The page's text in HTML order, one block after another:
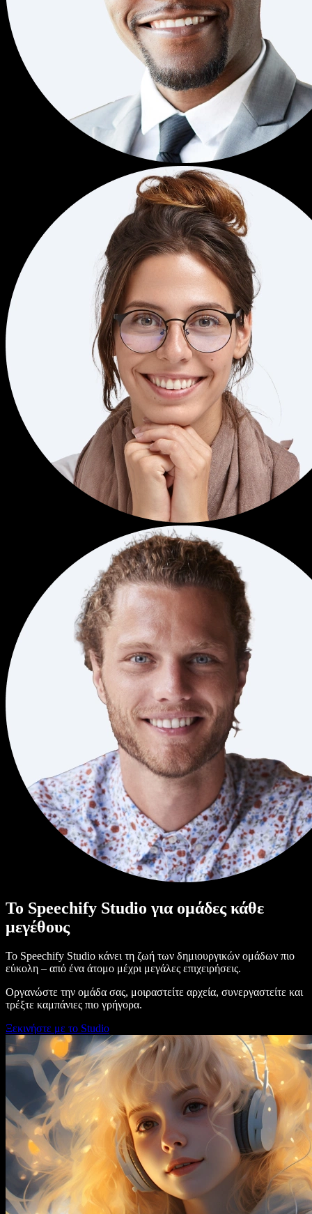
Το Speechify Studio για ομάδες κάθε
μεγέθους
Το Speechify Studio κάνει τη ζωή των δημιουργικών ομάδων πιο
εύκολη – από ένα άτομο μέχρι μεγάλες επιχειρήσεις.
Οργανώστε την ομάδα σας, μοιραστείτε αρχεία, συνεργαστείτε και
τρέξτε καμπάνιες πιο γρήγορα.
Ξεκινήστε με το Studio